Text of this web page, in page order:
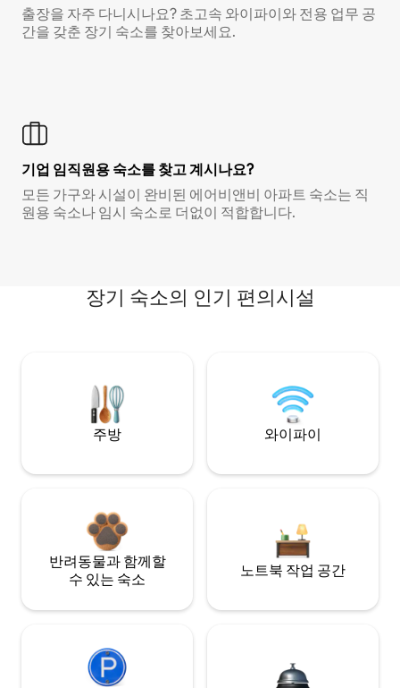
출장을 자주 다니시나요? 초고속 와이파이와 전용 업무 공
간을 갖춘 장기 숙소를 찾아보세요.
기업 임직원용 숙소를 찾고 계시나요?
모든 가구와 시설이 완비된 에어비앤비 아파트 숙소는 직
원용 숙소나 임시 숙소로 더없이 적합합니다.
장기 숙소의 인기 편의시설
주방 와이파이
반려동물과 함께할
수 있는 숙소
노트북 작업 공간